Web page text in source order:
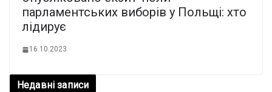
парламентських виборів у Польщі: хто
лідирує
16.10.2023
Недавні записи